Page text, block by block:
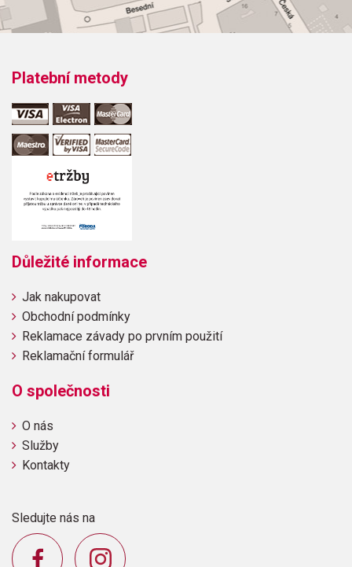
Platební metody
Důležité informace
Jak nakupovat
Obchodní podmínky
Reklamace závady po prvním použití
Reklamační formulář
O společnosti
O nás
Služby
Kontakty
Sledujte nás na